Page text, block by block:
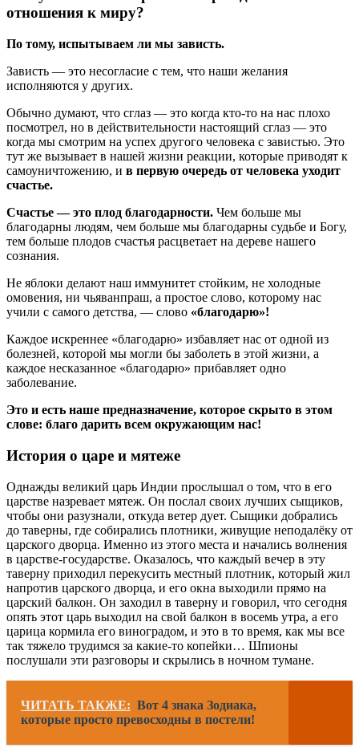
отношения к миру?
По тому, испытываем ли мы зависть.
Зависть — это несогласие с тем, что наши желания
исполняются у других.
Обычно думают, что сглаз — это когда кто-то на нас плохо
посмотрел, но в действительности настоящий сглаз — это
когда мы смотрим на успех другого человека с завистью. Это
тут же вызывает в нашей жизни реакции, которые приводят к
самоуничтожению, и в первую очередь от человека уходит
счастье.
Счастье — это плод благодарности. Чем больше мы
благодарны людям, чем больше мы благодарны судьбе и Богу,
тем больше плодов счастья расцветает на дереве нашего
сознания.
Не яблоки делают наш иммунитет стойким, не холодные
омовения, ни чьяванпраш, а простое слово, которому нас
учили с самого детства, — слово «благодарю»!
Каждое искреннее «благодарю» избавляет нас от одной из
болезней, которой мы могли бы заболеть в этой жизни, а
каждое несказанное «благодарю» прибавляет одно
заболевание.
Это и есть наше предназначение, которое скрыто в этом
слове: благо дарить всем окружающим нас!
История о царе и мятеже
Однажды великий царь Индии прослышал о том, что в его
царстве назревает мятеж. Он послал своих лучших сыщиков,
чтобы они разузнали, откуда ветер дует. Сыщики добрались
до таверны, где собирались плотники, живущие неподалёку от
царского дворца. Именно из этого места и начались волнения
в царстве-государстве. Оказалось, что каждый вечер в эту
таверну приходил перекусить местный плотник, который жил
напротив царского дворца, и его окна выходили прямо на
царский балкон. Он заходил в таверну и говорил, что сегодня
опять этот царь выходил на свой балкон в восемь утра, а его
царица кормила его виноградом, и это в то время, как мы все
так тяжело трудимся за какие-то копейки… Шпионы
послушали эти разговоры и скрылись в ночном тумане.
ЧИТАТЬ ТАКЖЕ: Вот 4 знака Зодиака,
которые просто превосходны в постели!